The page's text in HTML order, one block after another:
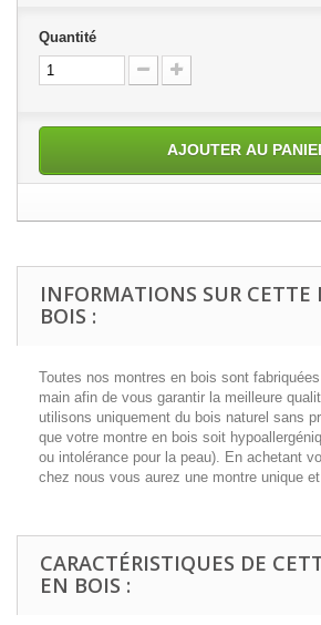
Quantité
AJOUTER AU
INFORMATIONS SUR CETTE
BOIS :
Toutes nos montres en bois sont
main afin de vous garantir la meilleure
utilisons uniquement du bois naturel sans
que votre montre en bois soit
ou intolérance pour la peau). En achetant
chez nous vous aurez une montre unique
CARACTÉRISTIQUES DE
EN BOIS :